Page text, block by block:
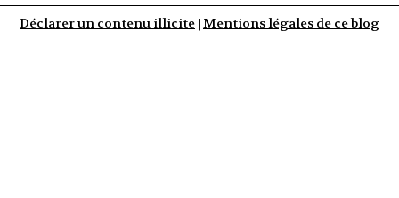
Déclarer un contenu illicite | Mentions légales de ce blog